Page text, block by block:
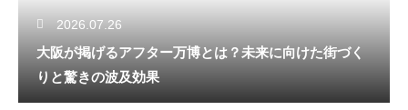
2026.07.26
大阪が掲げるアフター万博とは？未来に向けた街づく
りと驚きの波及効果